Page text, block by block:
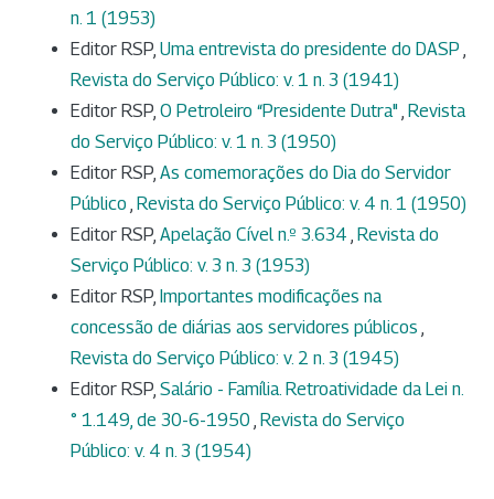
n. 1 (1953)
Editor RSP, Uma entrevista do presidente do DASP ,
Revista do Serviço Público: v. 1 n. 3 (1941)
Editor RSP, O Petroleiro “Presidente Dutra" , Revista
do Serviço Público: v. 1 n. 3 (1950)
Editor RSP, As comemorações do Dia do Servidor
Público , Revista do Serviço Público: v. 4 n. 1 (1950)
Editor RSP, Apelação Cível n.º 3.634 , Revista do
Serviço Público: v. 3 n. 3 (1953)
Editor RSP, Importantes modificações na
concessão de diárias aos servidores públicos ,
Revista do Serviço Público: v. 2 n. 3 (1945)
Editor RSP, Salário - Família. Retroatividade da Lei n.
° 1.149, de 30-6-1950 , Revista do Serviço
Público: v. 4 n. 3 (1954)